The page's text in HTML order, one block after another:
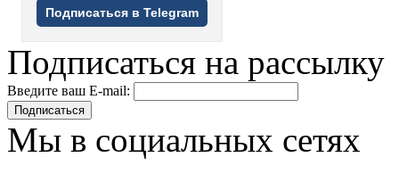
Подписаться в Telegram
Подписаться на рассылку
Введите ваш E-mail:
Подписаться
Мы в социальных сетях